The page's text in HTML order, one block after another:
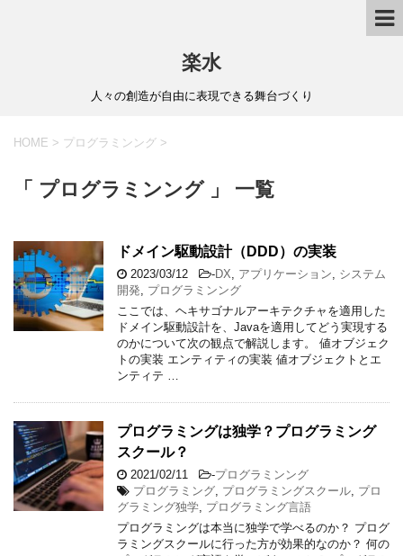
楽水
人々の創造が自由に表現できる舞台づくり
HOME > プログラミンング >
「 プログラミンング 」 一覧
ドメイン駆動設計（DDD）の実装
2023/03/12 -DX アプリケーション
システム
開発
プログラミンング
ここでは、ヘキサゴナルアーキテクチャを適用した
ドメイン駆動設計を、Javaを適用してどう実現する
のかについて次の観点で解説します。 値オブジェク
トの実装 エンティティの実装 値オブジェクトとエ
ンティテ …
プログラミングは独学？プログラミング
スクール？
2021/02/11 -プログラミンング
プログラミング プログラミングスクール プロ
グラミング独学 プログラミング言語
プログラミングは本当に独学で学べるのか？ プログ
ラミングスクールに行った方が効果的なのか？ 何の